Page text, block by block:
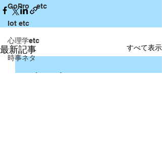
GoPro etc
Iot etc
心理学etc
時事ネタ
press release etc
最新記事 すべて表示